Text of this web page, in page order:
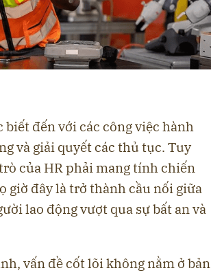
đến với các công việc hành
và giải quyết các thủ tục. Tuy
của HR phải mang tính chiến
giờ đây là trở thành cầu nối giữa
lao động vượt qua sự bất an và
vấn đề cốt lõi không nằm ở bản